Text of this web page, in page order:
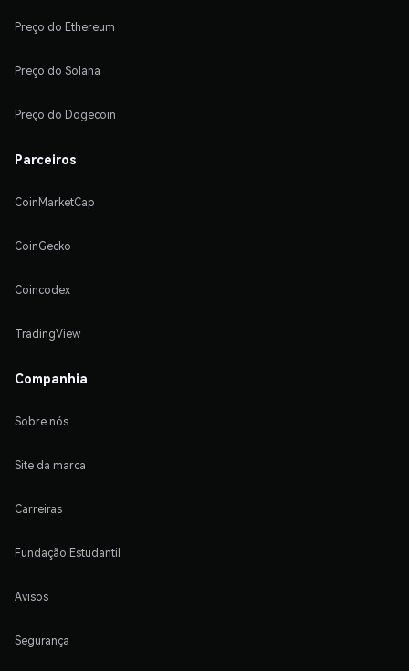
Preço do Ethereum
Preço do Solana
Preço do Dogecoin
Parceiros
CoinMarketCap
CoinGecko
Coincodex
TradingView
Companhia
Sobre nós
Site da marca
Carreiras
Fundação Estudantil
Avisos
Segurança